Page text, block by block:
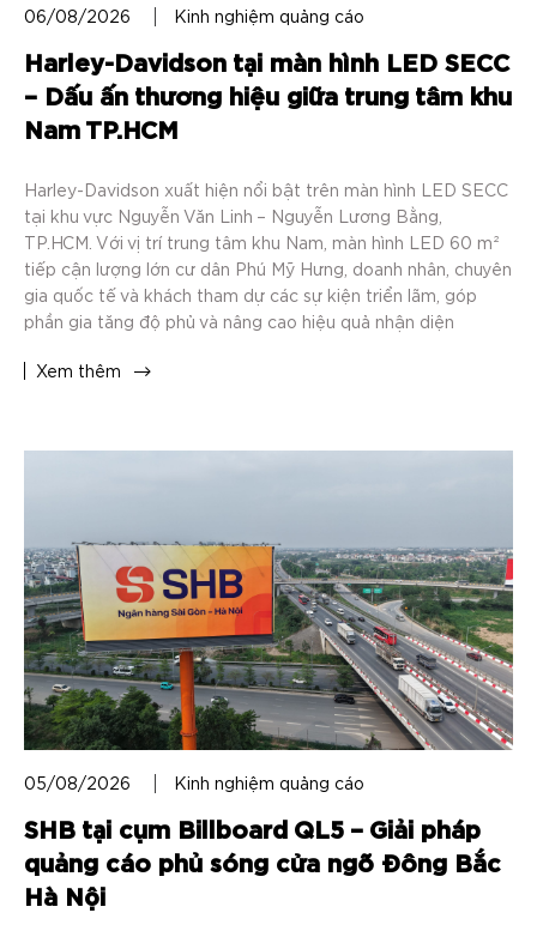
06/08/2026 Kinh nghiệm quảng cáo
Harley-Davidson tại màn hình LED SECC
– Dấu ấn thương hiệu giữa trung tâm khu
Nam TP.HCM
Harley-Davidson xuất hiện nổi bật trên màn hình LED SECC
tại khu vực Nguyễn Văn Linh – Nguyễn Lương Bằng,
TP.HCM. Với vị trí trung tâm khu Nam, màn hình LED 60 m²
tiếp cận lượng lớn cư dân Phú Mỹ Hưng, doanh nhân, chuyên
gia quốc tế và khách tham dự các sự kiện triển lãm, góp
phần gia tăng độ phủ và nâng cao hiệu quả nhận diện
Xem thêm
05/08/2026 Kinh nghiệm quảng cáo
SHB tại cụm Billboard QL5 – Giải pháp
quảng cáo phủ sóng cửa ngõ Đông Bắc
Hà Nội